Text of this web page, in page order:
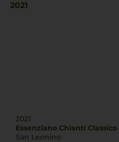
2021
2021
Essenziano Chianti Classico
San Leonino